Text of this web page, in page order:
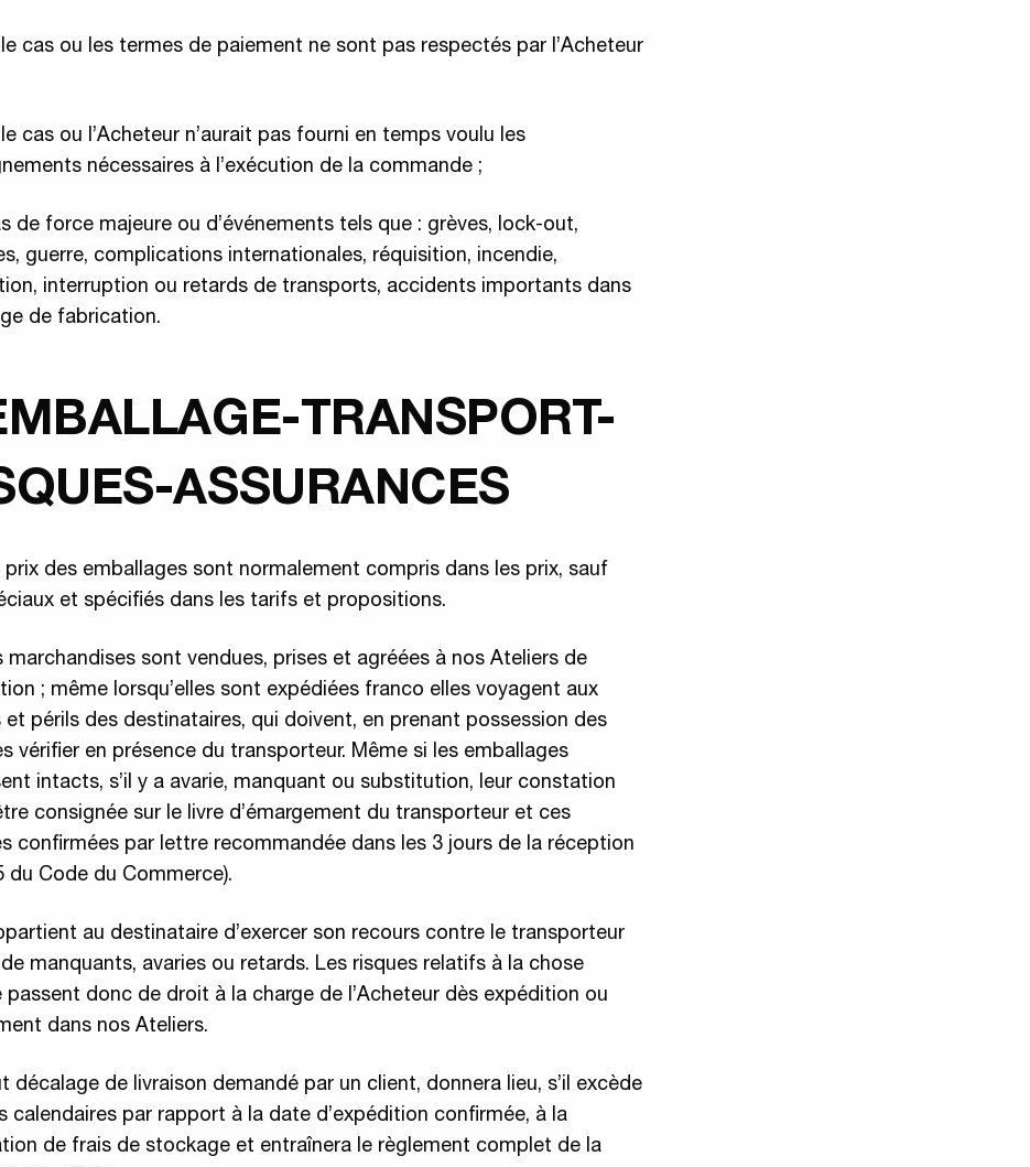
cas ou les termes de paiement ne sont pas respectés par l’Acheteur
cas ou l’Acheteur n’aurait pas fourni en temps voulu les
nécessaires à l’exécution de la commande ;
de force majeure ou d’événements tels que : grèves, lock-out,
guerre, complications internationales, réquisition, incendie,
interruption ou retards de transports, accidents importants dans
de fabrication.
TRANSPORT-
ASSURANCES
prix des emballages sont normalement compris dans les prix, sauf
et spécifiés dans les tarifs et propositions.
marchandises sont vendues, prises et agréées à nos Ateliers de
; même lorsqu’elles sont expédiées franco elles voyagent aux
et périls des destinataires, qui doivent, en prenant possession des
vérifier en présence du transporteur. Même si les emballages
intacts, s’il y a avarie, manquant ou substitution, leur constation
consignée sur le livre d’émargement du transporteur et ces
confirmées par lettre recommandée dans les 3 jours de la réception
du Code du Commerce).
au destinataire d’exercer son recours contre le transporteur
manquants, avaries ou retards. Les risques relatifs à la chose
passent donc de droit à la charge de l’Acheteur dès expédition ou
dans nos Ateliers.
décalage de livraison demandé par un client, donnera lieu, s’il excède
calendaires par rapport à la date d’expédition confirmée, à la
de frais de stockage et entraînera le règlement complet de la